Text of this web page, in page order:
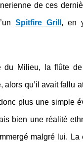
de ces
Spitfire Grill , en
du Milieu, la flûte
qu’il avait fallu
plus une simple
bien une réalité
malgré lui.